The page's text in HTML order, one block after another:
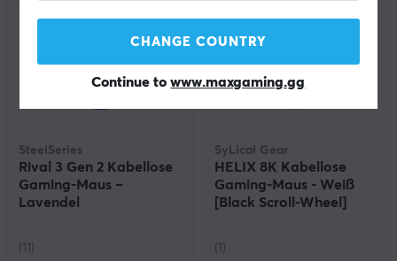
CHANGE COUNTRY
Continue towww.maxgaming.gg
SteelSeries
Rival 3 Gen 2 Kabellose
Gaming-Maus –
Lavendel
(11)
SyLical Gear
HELIX 8K Kabellose
Gaming-Maus - Weiß
[Black Scroll-Wheel]
(1)